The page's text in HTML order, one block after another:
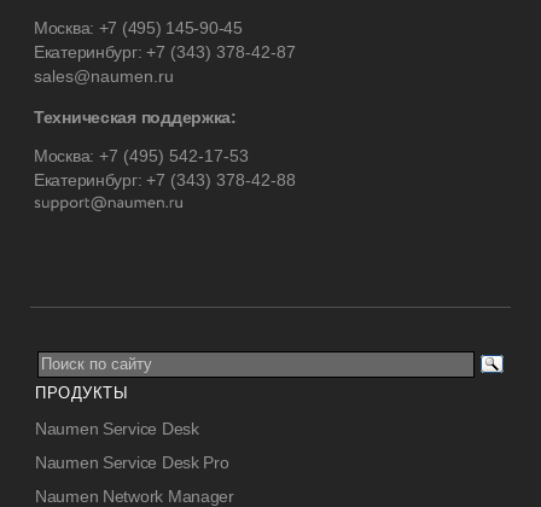
Москва: +7 (495) 145-90-45
Екатеринбург:+7 (343) 378-42-87
sales@naumen.ru
Техническая поддержка:
Москва: +7 (495) 542-17-53
Екатеринбург:+7 (343) 378-42-88
ПРОДУКТЫ
Naumen Service Desk
Naumen Service Desk Pro
Naumen Network Manager